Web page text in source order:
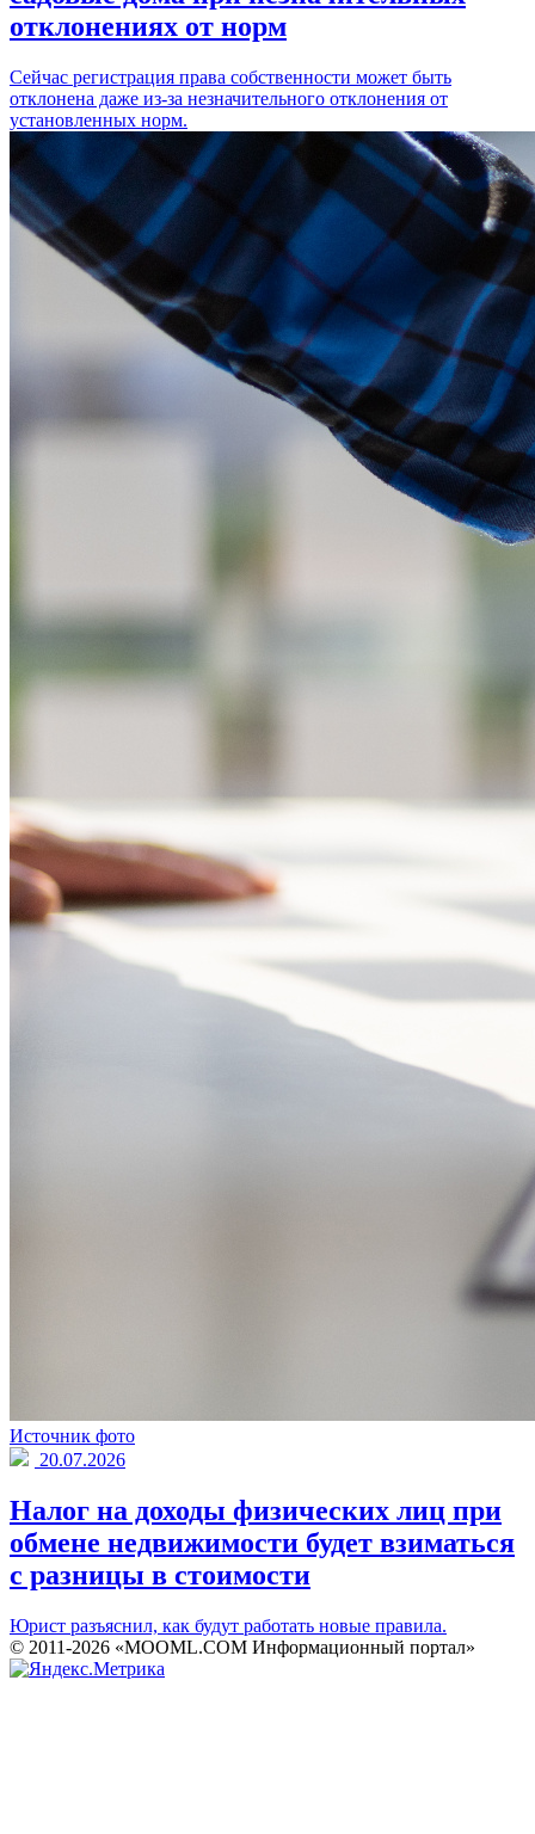
отклонениях от норм
Сейчас регистрация права собственности может быть
отклонена даже из-за незначительного отклонения от
установленных норм.
Источник фото
20.07.2026
Налог на доходы физических лиц при
обмене недвижимости будет взиматься
с разницы в стоимости
Юрист разъяснил, как будут работать новые правила.
© 2011-2026 «MOOML.COM Информационный портал»